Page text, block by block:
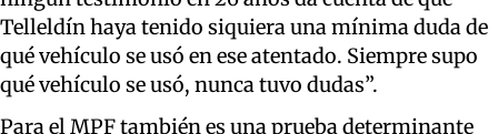
Telleldín haya tenido siquiera una mínima duda de
qué vehículo se usó en ese atentado. Siempre supo
qué vehículo se usó, nunca tuvo dudas”.
Para el MPF también es una prueba determinante